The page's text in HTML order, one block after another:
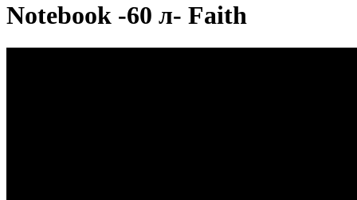
Notebook -60 л- Faith